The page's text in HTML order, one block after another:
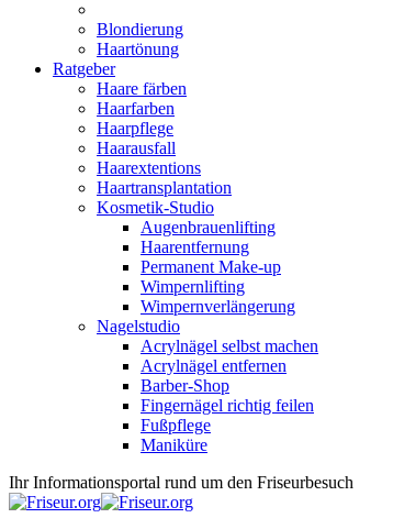
Blondierung
Haartönung
Ratgeber
Haare färben
Haarfarben
Haarpflege
Haarausfall
Haarextentions
Haartransplantation
Kosmetik-Studio
Augenbrauenlifting
Haarentfernung
Permanent Make-up
Wimpernlifting
Wimpernverlängerung
Nagelstudio
Acrylnägel selbst machen
Acrylnägel entfernen
Barber-Shop
Fingernägel richtig feilen
Fußpflege
Maniküre
Ihr Informationsportal rund um den Friseurbesuch